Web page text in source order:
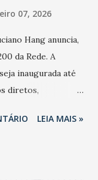
07, 2026
Hang anuncia,
da Rede. A
inaugurada até
diretos,
oficialmente, mas
LEIA MAIS »